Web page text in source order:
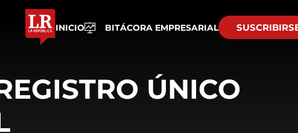
INICIO BITÁCORA EMPRESARIAL
ÚNICO